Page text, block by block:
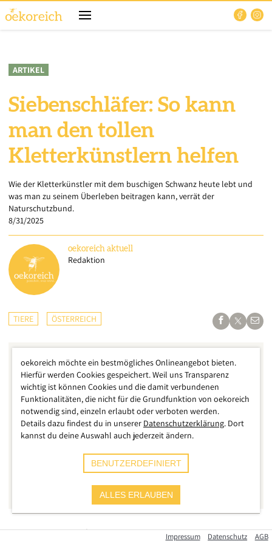
ARTIKEL
Siebenschläfer: So kann
man den tollen
Kletterkünstlern helfen
Wie der Kletterkünstler mit dem buschigen Schwanz heute lebt und
was man zu seinem Überleben beitragen kann, verrät der
Naturschutzbund.
8/31/2025
oekoreich aktuell
Redaktion
TIERE ÖSTERREICH
Der Legende nach flohen die sieben Brüder Johannes,
Impressum Datenschutz AGB
oekoreich möchte ein bestmögliches Onlineangebot bieten.
Hierfür werden Cookies gespeichert. Weil uns Transparenz
wichtig ist können Cookies und die damit verbundenen
Funktionalitäten, die nicht für die Grundfunktion von oekoreich
notwendig sind, einzeln erlaubt oder verboten werden.
Details dazu findest du in unserer Datenschutzerklärung. Dort
kannst du deine Auswahl auch jederzeit ändern.
BENUTZERDEFINIERT
ALLES ERLAUBEN